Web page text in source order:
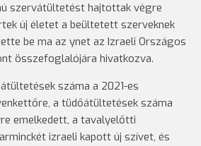
szervátültetést hajtottak végre
új életet a beültetett szerveknek
be ma az ynet az Izraeli Országos
összefoglalójára hivatkozva.
száma a 2021-es
a tüdőátültetések száma
emelkedett, a tavalyelőtti
izraeli kapott új szívet, és